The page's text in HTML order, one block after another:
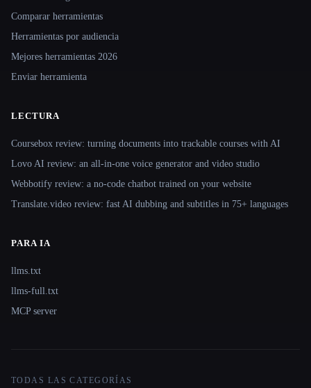
Comparar herramientas
Herramientas por audiencia
Mejores herramientas 2026
Enviar herramienta
LECTURA
Coursebox review: turning documents into trackable courses with AI
Lovo AI review: an all-in-one voice generator and video studio
Webbotify review: a no-code chatbot trained on your website
Translate.video review: fast AI dubbing and subtitles in 75+ languages
PARA IA
llms.txt
llms-full.txt
MCP server
TODAS LAS CATEGORÍAS